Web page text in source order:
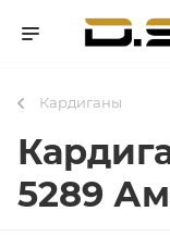
Кардиганы
5289